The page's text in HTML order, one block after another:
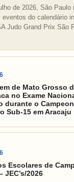
de 2026, São Paulo
do calendário
Judo Grand Prix São
de Mato Grosso
no Exame
durante o
Sub-15 em Aracaju
Escolares de
JEC’s/2026